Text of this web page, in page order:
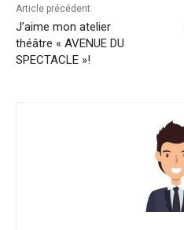
Article précédent
J’aime mon atelier
théâtre « AVENUE DU
SPECTACLE »!